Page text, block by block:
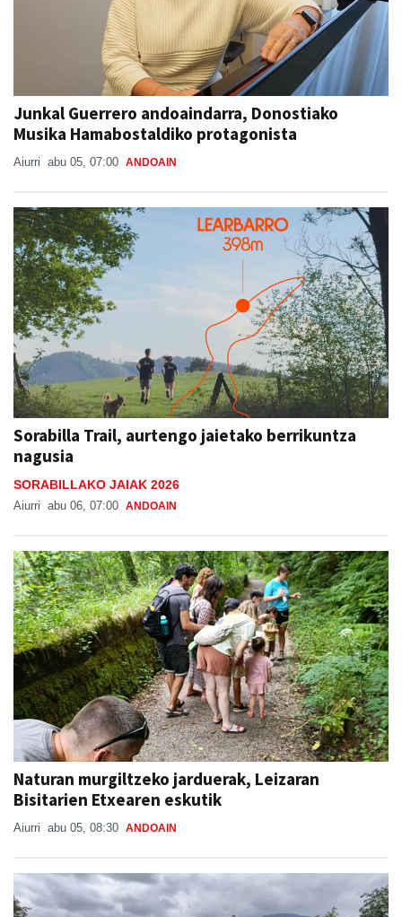
Junkal Guerrero andoaindarra, Donostiako
Musika Hamabostaldiko protagonista
Aiurri abu 05, 07:00 ANDOAIN
Sorabilla Trail, aurtengo jaietako berrikuntza
nagusia
SORABILLAKO JAIAK 2026
Aiurri abu 06, 07:00 ANDOAIN
Naturan murgiltzeko jarduerak, Leizaran
Bisitarien Etxearen eskutik
Aiurri abu 05, 08:30 ANDOAIN